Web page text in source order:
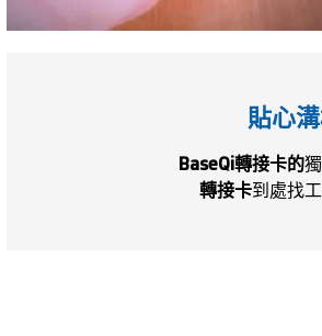
貼心
BaseQi轉接卡的
轉接卡到處找